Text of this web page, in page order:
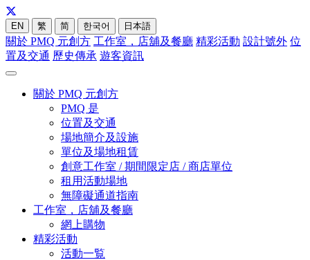
EN 繁 简 한국어 日本語
關於 PMQ 元創方 工作室，店舖及餐廳 精彩活動 設計號外 位
置及交通 歷史傳承 遊客資訊
關於 PMQ 元創方
PMQ 是
位置及交通
場地簡介及設施
單位及場地租賃
創意工作室 / 期間限定店 / 商店單位
租用活動場地
無障礙通道指南
工作室，店舖及餐廳
網上購物
精彩活動
活動一覧